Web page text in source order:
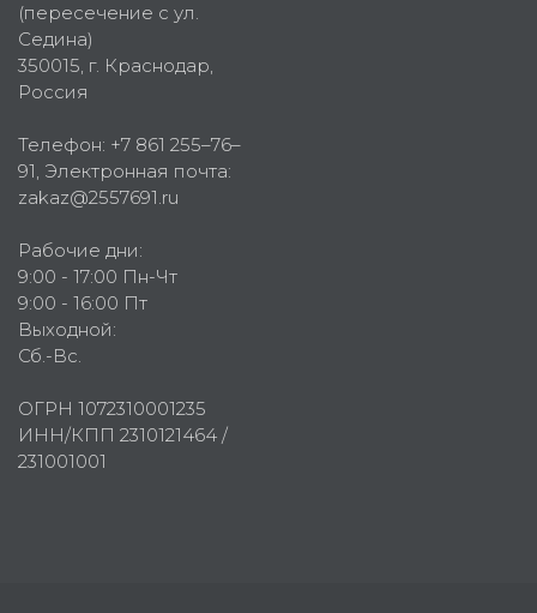
(пересечение с ул.
Седина)
350015, г. Краснодар,
Россия
Телефон: +7 861 255–76–
91, Электронная почта:
zakaz@2557691.ru
Рабочие дни:
9:00 - 17:00 Пн-Чт
9:00 - 16:00 Пт
Выходной:
Сб.-Вс.
ОГРН 1072310001235
ИНН/КПП 2310121464 /
231001001